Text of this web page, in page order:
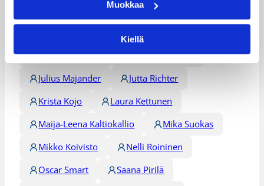
Muokkaa
Kiellä
Janika Engblom
Johanna Achrén
Juho Laakkonen
Julius Majander
Jutta Richter
Krista Kojo
Laura Kettunen
Maija-Leena Kaltiokallio
Mika Suokas
Mikko Koivisto
Nelli Roininen
Oscar Smart
Saana Pirilä